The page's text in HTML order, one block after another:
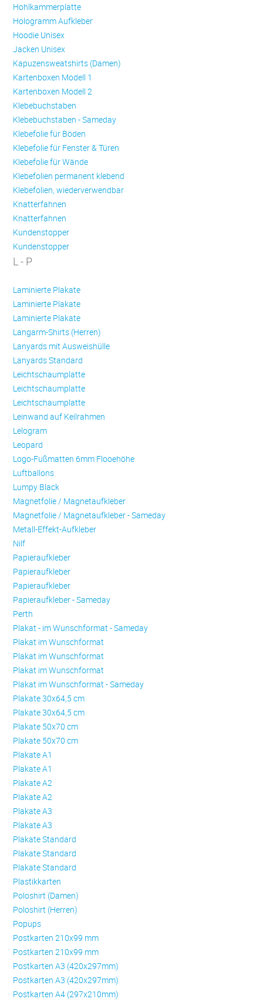
Hohlkammerplatte
Hologramm Aufkleber
Hoodie Unisex
Jacken Unisex
Kapuzensweatshirts (Damen)
Kartenboxen Modell 1
Kartenboxen Modell 2
Klebebuchstaben
Klebebuchstaben - Sameday
Klebefolie für Böden
Klebefolie für Fenster & Türen
Klebefolie für Wände
Klebefolien permanent klebend
Klebefolien, wiederverwendbar
Knatterfahnen
Knatterfahnen
Kundenstopper
Kundenstopper
L - P
Laminierte Plakate
Laminierte Plakate
Laminierte Plakate
Langarm-Shirts (Herren)
Lanyards mit Ausweishülle
Lanyards Standard
Leichtschaumplatte
Leichtschaumplatte
Leichtschaumplatte
Leinwand auf Keilrahmen
Lelogram
Leopard
Logo-Fußmatten 6mm Flooehöhe
Luftballons
Lumpy Black
Magnetfolie / Magnetaufkleber
Magnetfolie / Magnetaufkleber - Sameday
Metall-Effekt-Aufkleber
Nilf
Papieraufkleber
Papieraufkleber
Papieraufkleber
Papieraufkleber - Sameday
Perth
Plakat - im Wunschformat - Sameday
Plakat im Wunschformat
Plakat im Wunschformat
Plakat im Wunschformat
Plakat im Wunschformat - Sameday
Plakate 30x64,5 cm
Plakate 30x64,5 cm
Plakate 50x70 cm
Plakate 50x70 cm
Plakate A1
Plakate A1
Plakate A2
Plakate A2
Plakate A3
Plakate A3
Plakate Standard
Plakate Standard
Plakate Standard
Plastikkarten
Poloshirt (Damen)
Poloshirt (Herren)
Popups
Postkarten 210x99 mm
Postkarten 210x99 mm
Postkarten A3 (420x297mm)
Postkarten A3 (420x297mm)
Postkarten A4 (297x210mm)